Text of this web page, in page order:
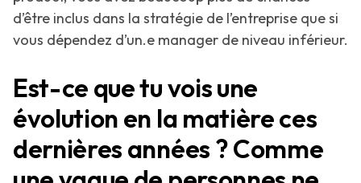
d’être inclus dans la stratégie de l’entreprise que si
vous dépendez d’un.e manager de niveau inférieur.
Est-ce que tu vois une
évolution en la matière ces
dernières années ? Comme